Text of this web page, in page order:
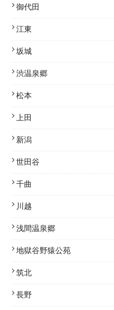
御代田
江東
坂城
渋温泉郷
松本
上田
新潟
世田谷
千曲
川越
浅間温泉郷
地獄谷野猿公苑
筑北
長野